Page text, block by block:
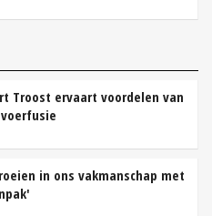
Troost ervaart voordelen van
in ons vakmanschap met